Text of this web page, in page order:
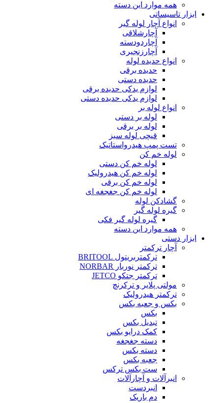
همه موارد این دسته
ابزار تاسیساتی
انواع آچار لوله گیر
آچارشلاقی
آچاردودسته
آچارزنجیری
انواع حدیده لوله
حدیده برقی
حدیده دستی
لوازم یدکی حدیده برقی
لوازم یدکی حدیده دستی
انواع لوله بر
لوله بر دستی
لوله بر برقی
قیچی لوله سبز
تست پمپ هیدرواستاتیک
لوله خم کن
لوله خم کن دستی
لوله خم کن هیدرولیک
لوله خم کن برقی
لوله خم کن جغجغه ای
گشادکن لوله
گیره لوله گیر
گیره لوله گیر فکی
همه موارد این دسته
ابزار دستی
آچار ترکمتر
ترکمتربریتول BRITOOL
ترکمتر نوربار NORBAR
ترکمتر جتکو JETCO
مولتی پلایر و ترکرنچ
ترکمتر هیدرولیک
بکس و جعبه بکس
بکس
تبدیل بکس
کمک درایو بکس
دسته جغجغه
دسته بکس
جعبه بکس
ست بکس ترکس
انبرآلات و آچارآلات
انبردست
دم باریک